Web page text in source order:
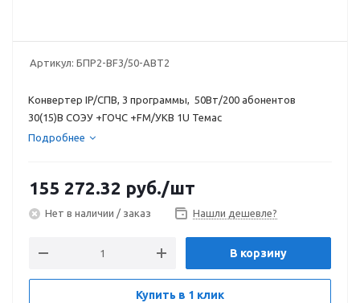
Артикул: БПР2-BF3/50-АВТ2
Конвертер IP/СПВ, 3 программы, 50Вт/200 абонентов
30(15)В СОЭУ +ГОЧС +FM/УКВ 1U Темас
Подробнее
155 272.32 руб./шт
Нет в наличии / заказ Нашли дешевле?
В корзину
Купить в 1 клик